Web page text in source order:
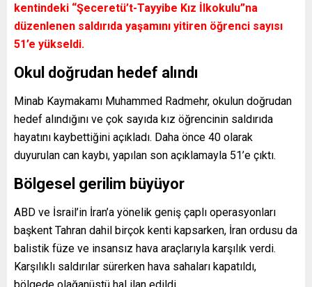
kentindeki “Şeceretü’t-Tayyibe Kız İlkokulu”na
düzenlenen saldırıda yaşamını yitiren öğrenci sayısı
51’e yükseldi.
Okul doğrudan hedef alındı
Minab Kaymakamı Muhammed Radmehr, okulun doğrudan
hedef alındığını ve çok sayıda kız öğrencinin saldırıda
hayatını kaybettiğini açıkladı. Daha önce 40 olarak
duyurulan can kaybı, yapılan son açıklamayla 51’e çıktı.
Bölgesel gerilim büyüyor
ABD ve İsrail’in İran’a yönelik geniş çaplı operasyonları
başkent Tahran dahil birçok kenti kapsarken, İran ordusu da
balistik füze ve insansız hava araçlarıyla karşılık verdi.
Karşılıklı saldırılar sürerken hava sahaları kapatıldı,
bölgede olağanüstü hal ilan edildi.